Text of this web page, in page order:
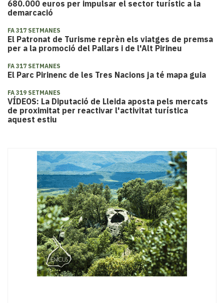
680.000 euros per impulsar el sector turístic a la
demarcació
FA 317 SETMANES
El Patronat de Turisme reprèn els viatges de premsa
per a la promoció del Pallars i de l'Alt Pirineu
FA 317 SETMANES
​El Parc Pirinenc de les Tres Nacions ja té mapa guia
FA 319 SETMANES
​VÍDEOS: La Diputació de Lleida aposta pels mercats
de proximitat per reactivar l'activitat turística
aquest estiu